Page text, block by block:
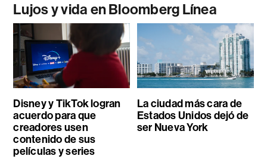
Lujos y vida en Bloomberg Línea
Disney y TikTok logran
acuerdo para que
creadores usen
contenido de sus
películas y series
La ciudad más cara de
Estados Unidos dejó de
ser Nueva York